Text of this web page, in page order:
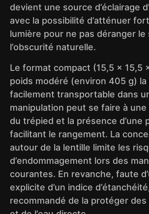
devient une source d’éclairage
avec la possibilité d’atténuer
lumière pour ne pas déranger le
l’obscurité naturelle.
Le format compact (15,5 x 15,5
poids modéré (environ 405 g)
facilement transportable dans
manipulation peut se faire à une
du trépied et la présence d’une
facilitant le rangement. La
autour de la lentille limite les
d’endommagement lors des
courantes. En revanche, faute
explicite d’un indice
recommandé de la protéger